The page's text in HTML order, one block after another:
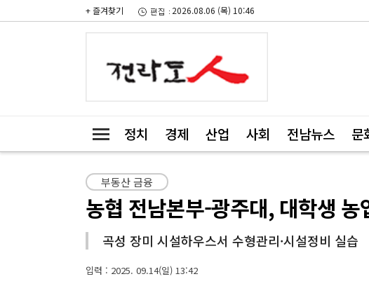
+ 즐겨찾기 2026.08.06 (목) 10:46
정치 경제 산업 사회 전남뉴스 문
부동산 금융
농협 전남본부-광주대, 대학생 농
곡성 장미 시설하우스서 수형관리·시설정비 실습
입력 : 2025. 09.14(일) 13:42